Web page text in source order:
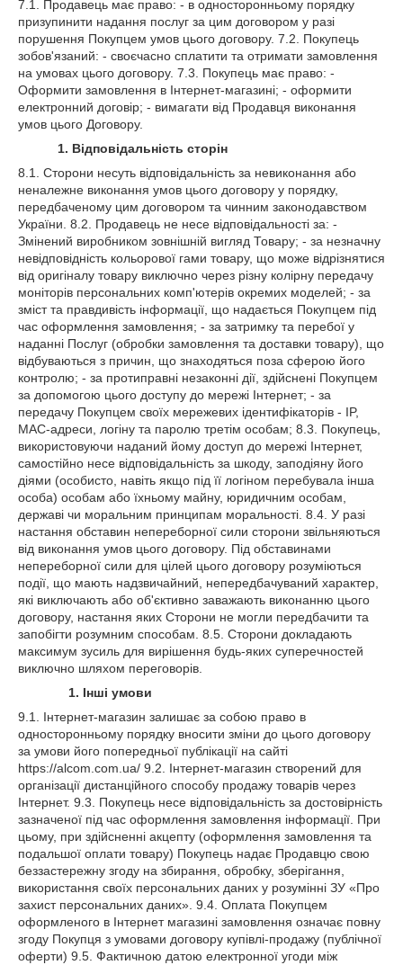
7.1. Продавець має право: - в односторонньому порядку
призупинити надання послуг за цим договором у разі
порушення Покупцем умов цього договору. 7.2. Покупець
зобов'язаний: - своєчасно сплатити та отримати замовлення
на умовах цього договору. 7.3. Покупець має право: -
Оформити замовлення в Інтернет-магазині; - оформити
електронний договір; - вимагати від Продавця виконання
умов цього Договору.
1. Відповідальність сторін
8.1. Сторони несуть відповідальність за невиконання або
неналежне виконання умов цього договору у порядку,
передбаченому цим договором та чинним законодавством
України. 8.2. Продавець не несе відповідальності за: -
Змінений виробником зовнішній вигляд Товару; - за незначну
невідповідність кольорової гами товару, що може відрізнятися
від оригіналу товару виключно через різну колірну передачу
моніторів персональних комп'ютерів окремих моделей; - за
зміст та правдивість інформації, що надається Покупцем під
час оформлення замовлення; - за затримку та перебої у
наданні Послуг (обробки замовлення та доставки товару), що
відбуваються з причин, що знаходяться поза сферою його
контролю; - за протиправні незаконні дії, здійснені Покупцем
за допомогою цього доступу до мережі Інтернет; - за
передачу Покупцем своїх мережевих ідентифікаторів - IP,
MAC-адреси, логіну та паролю третім особам; 8.3. Покупець,
використовуючи наданий йому доступ до мережі Інтернет,
самостійно несе відповідальність за шкоду, заподіяну його
діями (особисто, навіть якщо під її логіном перебувала інша
особа) особам або їхньому майну, юридичним особам,
державі чи моральним принципам моральності. 8.4. У разі
настання обставин непереборної сили сторони звільняються
від виконання умов цього договору. Під обставинами
непереборної сили для цілей цього договору розуміються
події, що мають надзвичайний, непередбачуваний характер,
які виключають або об'єктивно заважають виконанню цього
договору, настання яких Сторони не могли передбачити та
запобігти розумним способам. 8.5. Сторони докладають
максимум зусиль для вирішення будь-яких суперечностей
виключно шляхом переговорів.
1. Інші умови
9.1. Інтернет-магазин залишає за собою право в
односторонньому порядку вносити зміни до цього договору
за умови його попередньої публікації на сайті
https://alcom.com.ua/ 9.2. Інтернет-магазин створений для
організації дистанційного способу продажу товарів через
Інтернет. 9.3. Покупець несе відповідальність за достовірність
зазначеної під час оформлення замовлення інформації. При
цьому, при здійсненні акцепту (оформлення замовлення та
подальшої оплати товару) Покупець надає Продавцю свою
беззастережну згоду на збирання, обробку, зберігання,
використання своїх персональних даних у розумінні ЗУ «Про
захист персональних даних». 9.4. Оплата Покупцем
оформленого в Інтернет магазині замовлення означає повну
згоду Покупця з умовами договору купівлі-продажу (публічної
оферти) 9.5. Фактичною датою електронної угоди між